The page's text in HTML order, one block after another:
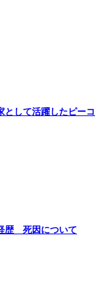
として活躍したピーコ
歴 死因について